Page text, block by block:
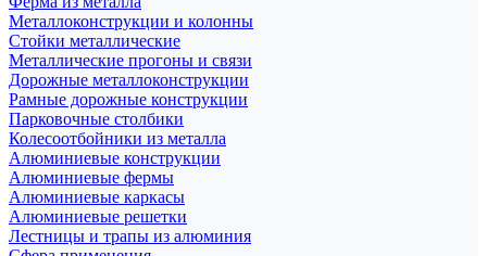
Металлоконструкции и колонны
Стойки металлические
Металлические прогоны и связи
Дорожные металлоконструкции
Рамные дорожные конструкции
Парковочные столбики
Колесоотбойники из металла
Алюминиевые конструкции
Алюминиевые фермы
Алюминиевые каркасы
Алюминиевые решетки
Лестницы и трапы из алюминия